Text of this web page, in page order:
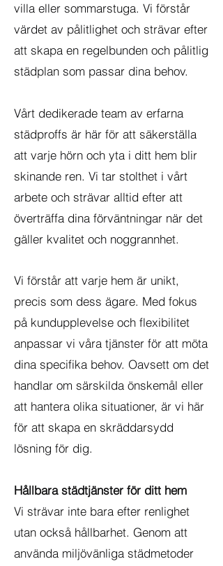
villa eller sommarstuga. Vi förstår
värdet av pålitlighet och strävar efter
att skapa en regelbunden och pålitlig
städplan som passar dina behov.
Vårt dedikerade team av erfarna
städproffs är här för att säkerställa
att varje hörn och yta i ditt hem blir
skinande ren. Vi tar stolthet i vårt
arbete och strävar alltid efter att
överträffa dina förväntningar när det
gäller kvalitet och noggrannhet.
Vi förstår att varje hem är unikt,
precis som dess ägare. Med fokus
på kundupplevelse och flexibilitet
anpassar vi våra tjänster för att möta
dina specifika behov. Oavsett om det
handlar om särskilda önskemål eller
att hantera olika situationer, är vi här
för att skapa en skräddarsydd
lösning för dig.
Hållbara städtjänster för ditt hem
Vi strävar inte bara efter renlighet
utan också hållbarhet. Genom att
använda miljövänliga städmetoder